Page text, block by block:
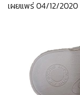
เผยแพร่04/12/2020